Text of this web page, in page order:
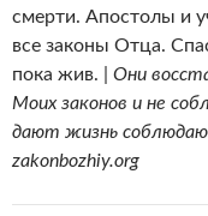
смерти. Апостолы и
все законы Отца.
пока жив. | Они
Моих законов и не
дают жизнь
zakonbozhiy.org